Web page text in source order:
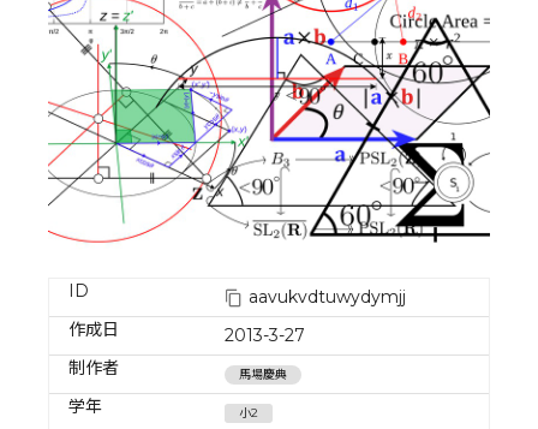
ID
aavukvdtuwydymjj
作成日
2013-3-27
制作者
馬場慶典
学年 小2